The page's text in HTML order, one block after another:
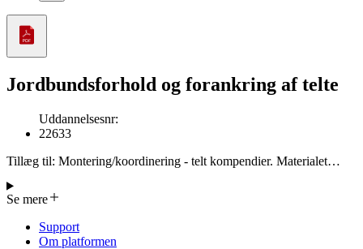
Jordbundsforhold og forankring af telte
Uddannelsesnr:
22633
Tillæg til: Montering/koordinering - telt kompendier. Materialet
skal forankres sikkert. Den forklarer, at man skal vælge den rigtige
metode og udstyr (fx pløkker eller vægte) efter underlaget, så teltet
står stabilt og ikke vælter i vind og vejr.
Se mere
Support
Om platformen